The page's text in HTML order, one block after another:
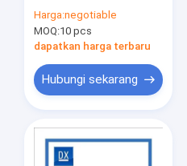
Harga:negotiable
MOQ:10 pcs
dapatkan harga terbaru
Hubungi sekarang